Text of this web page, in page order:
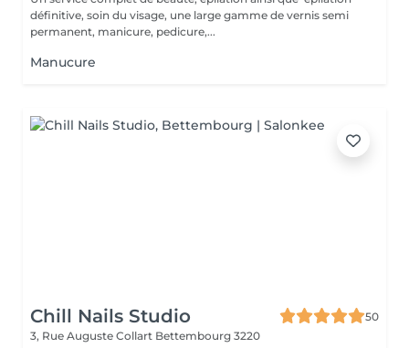
définitive, soin du visage, une large gamme de vernis semi
permanent, manicure, pedicure,...
Manucure
Chill Nails Studio
50
3, Rue Auguste Collart Bettembourg 3220